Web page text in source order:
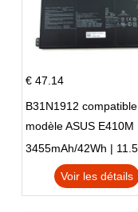
€ 47.14
B31N1912 compatible
modèle ASUS E410M
E410MA L410MA
Voir les détails